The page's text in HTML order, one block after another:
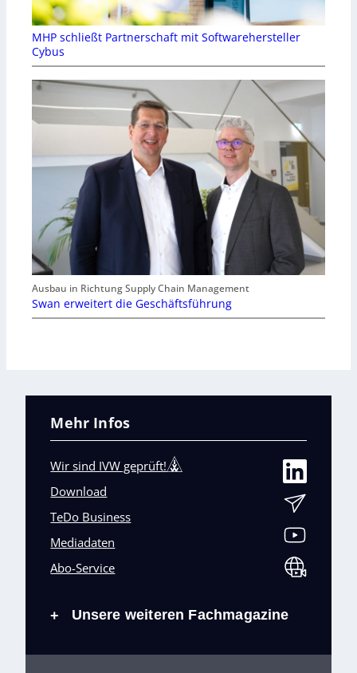
MHP schließt Partnerschaft mit Softwarehersteller
Cybus
Ausbau in Richtung Supply Chain Management
Swan erweitert die Geschäftsführung
Mehr Infos
Wir sind IVW geprüft!
Download
TeDo Business
Mediadaten
Abo-Service
+ Unsere weiteren Fachmagazine